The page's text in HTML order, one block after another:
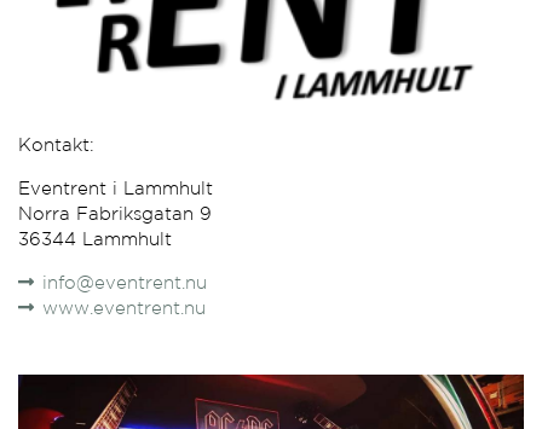
Kontakt:
Eventrent i Lammhult
Norra Fabriksgatan 9
36344 Lammhult
info@eventrent.nu
www.eventrent.nu